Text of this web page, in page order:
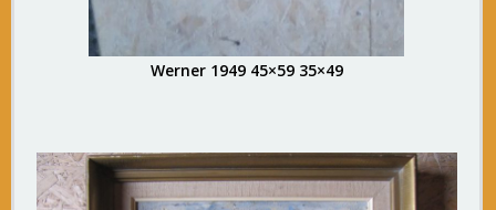
Werner 1949 45×59 35×49